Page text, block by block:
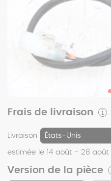
Frais de livraison
Livraison
estimée le 14 août - 28 août
Version de la pièce